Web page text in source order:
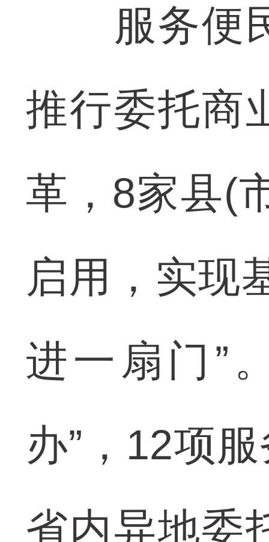
服务便民
推行委托商
革，8家县(
启用，实现
进一扇门”
办”，12项
省内异地委